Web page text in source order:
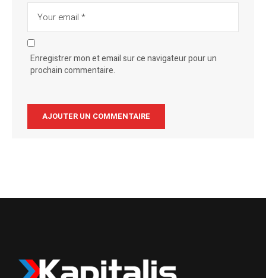
Enregistrer mon et email sur ce navigateur pour un
prochain commentaire.